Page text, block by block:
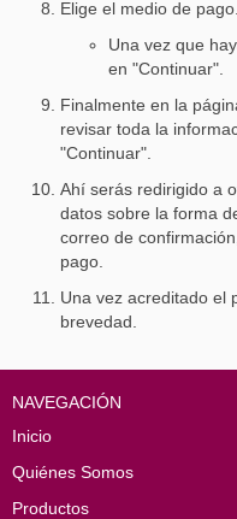
Elige el medio de pago.
Una vez que
en "Continuar".
Finalmente en la
revisar toda la
"Continuar".
Ahí serás redirigido a
datos sobre la forma
correo de
pago.
Una vez acreditado el
brevedad.
NAVEGACIÓN
Inicio
Quiénes Somos
Productos